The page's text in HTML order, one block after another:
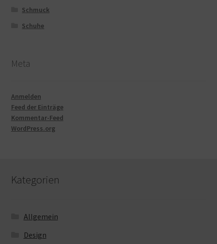
Schmuck
Schuhe
Meta
Anmelden
Feed der Einträge
Kommentar-Feed
WordPress.org
Kategorien
Allgemein
Design